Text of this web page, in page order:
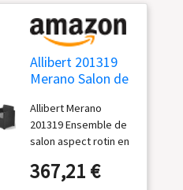
Allibert 201319
Merano Salon de
avec 2 fauteuils
+ 1 canapé + 1
Table Basse en
Plastique Aspect
rotin Graphite
Allibert Merano
201319 Ensemble de
salon aspect rotin en
Allibert
367,21 €